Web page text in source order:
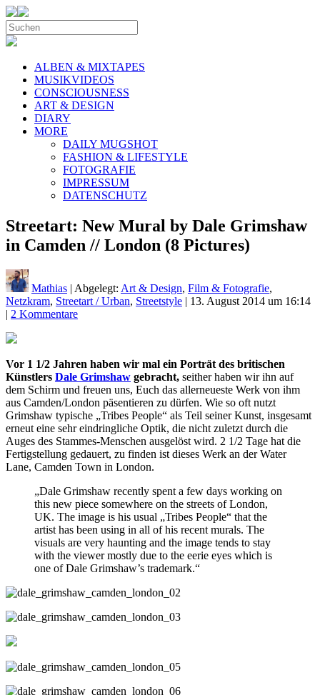
ALBEN & MIXTAPES
MUSIKVIDEOS
CONSCIOUSNESS
ART & DESIGN
DIARY
MORE
DAILY MUGSHOT
FASHION & LIFESTYLE
FOTOGRAFIE
IMPRESSUM
DATENSCHUTZ
Streetart: New Mural by Dale Grimshaw
in Camden // London (8 Pictures)
Mathias | Abgelegt: Art & Design, Film & Fotografie,
Netzkram, Streetart / Urban, Streetstyle | 13. August 2014 um 16:14
| 2 Kommentare
Vor 1 1/2 Jahren haben wir mal ein Porträt des britischen
Künstlers Dale Grimshaw gebracht, seither haben wir ihn auf
dem Schirm und freuen uns, Euch das allerneueste Werk von ihm
aus Camden/London päsentieren zu dürfen. Wie so oft nutzt
Grimshaw typische „Tribes People“ als Teil seiner Kunst, insgesamt
erneut eine sehr eindringliche Optik, die nicht zuletzt durch die
Auges des Stammes-Menschen ausgelöst wird. 2 1/2 Tage hat die
Fertigstellung gedauert, zu finden ist dieses Werk an der Water
Lane, Camden Town in London.
„Dale Grimshaw recently spent a few days working on
this new piece somewhere on the streets of London,
UK. The image is his usual „Tribes People“ that the
artist has been using in all of his recent murals. The
visuals are very haunting and the image tends to stay
with the viewer mostly due to the eerie eyes which is
one of Dale Grimshaw’s trademark.“